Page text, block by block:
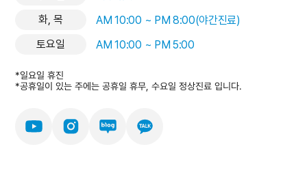
화, 목
AM 10:00 ~ PM 8:00(야간진료)
토요일
AM 10:00 ~ PM 5:00
*일요일 휴진
*공휴일이 있는 주에는 공휴일 휴무, 수요일 정상진료 입니다.